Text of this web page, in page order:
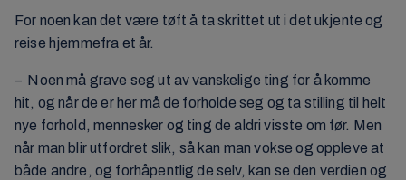
For noen kan det være tøft å ta skrittet ut i det ukjente og
reise hjemmefra et år.
– Noen må grave seg ut av vanskelige ting for å komme
hit, og når de er her må de forholde seg og ta stilling til helt
nye forhold, mennesker og ting de aldri visste om før. Men
når man blir utfordret slik, så kan man vokse og oppleve at
både andre, og forhåpentlig de selv, kan se den verdien og